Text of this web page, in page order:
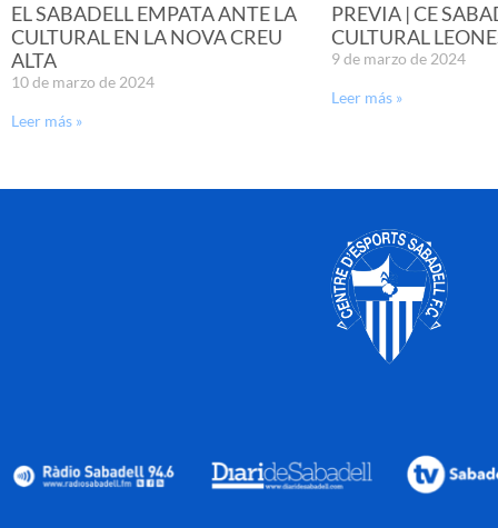
EL SABADELL EMPATA ANTE LA
CULTURAL EN LA NOVA CREU
ALTA
10 de marzo de 2024
Leer más »
PREVIA | CE
CULTURAL
9 de marzo de 2024
Leer más »